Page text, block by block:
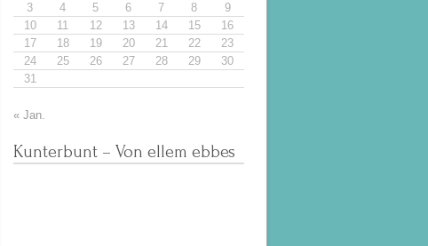
3
4 5 6 7 8
9
10
11 12 13 14 15
16
17
18 19 20 21 22
23
24
25 26 27 28 29
30
31
« Jan.
Kunterbunt – Von ellem ebbes